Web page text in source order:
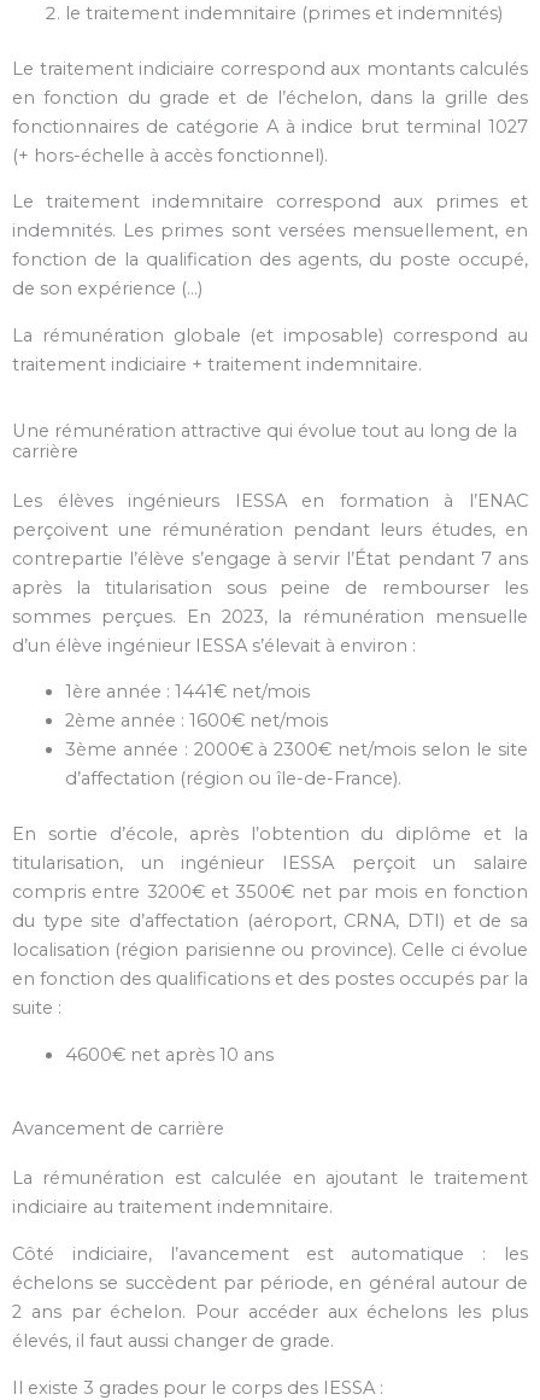
le traitement indemnitaire (primes et indemnités)
Le traitement indiciaire correspond aux montants calculés
en fonction du grade et de l’échelon, dans la grille des
fonctionnaires de catégorie A à indice brut terminal 1027
(+ hors-échelle à accès fonctionnel).
Le traitement indemnitaire correspond aux primes et
indemnités. Les primes sont versées mensuellement, en
fonction de la qualification des agents, du poste occupé,
de son expérience (…)
La rémunération globale (et imposable) correspond au
traitement indiciaire + traitement indemnitaire.
Une rémunération attractive qui évolue tout au long de la
carrière
Les élèves ingénieurs IESSA en formation à l’ENAC
perçoivent une rémunération pendant leurs études, en
contrepartie l’élève s’engage à servir l’État pendant 7 ans
après la titularisation sous peine de rembourser les
sommes perçues. En 2023, la rémunération mensuelle
d’un élève ingénieur IESSA s’élevait à environ :
1ère année : 1441€ net/mois
2ème année : 1600€ net/mois
3ème année : 2000€ à 2300€ net/mois selon le site
d’affectation (région ou île-de-France).
En sortie d’école, après l’obtention du diplôme et la
titularisation, un ingénieur IESSA perçoit un salaire
compris entre 3200€ et 3500€ net par mois en fonction
du type site d’affectation (aéroport, CRNA, DTI) et de sa
localisation (région parisienne ou province). Celle ci évolue
en fonction des qualifications et des postes occupés par la
suite :
4600€ net après 10 ans
Avancement de carrière
La rémunération est calculée en ajoutant le traitement
indiciaire au traitement indemnitaire.
Côté indiciaire, l’avancement est automatique : les
échelons se succèdent par période, en général autour de
2 ans par échelon. Pour accéder aux échelons les plus
élevés, il faut aussi changer de grade.
Il existe 3 grades pour le corps des IESSA :